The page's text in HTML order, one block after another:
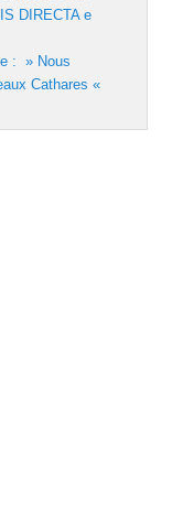
DIRECTA e
: » Nous
Cathares «